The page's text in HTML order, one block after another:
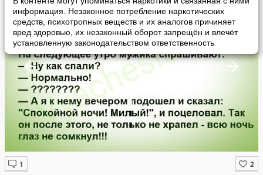
информация. Незаконное потребление наркотических
средств, психотропных веществ и их аналогов причиняет
вред здоровью, их незаконный оборот запрещён и влечёт
установленную законодательством ответственность